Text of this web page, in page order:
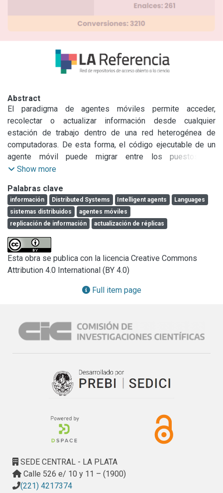
Abstract
El paradigma de agentes móviles permite acceder,
recolectar o actualizar información desde cualquier
estación de trabajo dentro de una red heterogénea de
computadoras. De esta forma, el código ejecutable de un
agente móvil puede migrar entre los puestos de
trabajo.\nMantener una BD distribuida actualizada en
mediante transacciones tiene un comportamiento inestable
con cargas de trabajo que varían de acuerdo a la utilización
de la BD y de la red de computadoras. Si bien existen
variantes para actualización de réplicas, como por ejemplo
un esquema master-slave, que ayuda a solucionar algunos
de estos problemas, se están desarrollando algoritmos
que utilizan agentes móviles para manipular las
transacciones que realizan estos movimientos sobre la
BD.\nEste trabajo presenta el primer estudio realizado para
eventualmente pueden permanecer mucho tiempo
desconectadas del sistema.
Show more
Palabras clave
información Distributed Systems Intelligent agents
Languages
sistemas distribuidos
agentes móviles
replicación de información
actualización de réplicas
Esta obra se publica con la licencia Creative Commons
Attribution 4.0 International (BY 4.0)
Full item page
SEDE CENTRAL - LA PLATA
Calle 526 e/ 10 y 11 – (1900)
(221) 4217374